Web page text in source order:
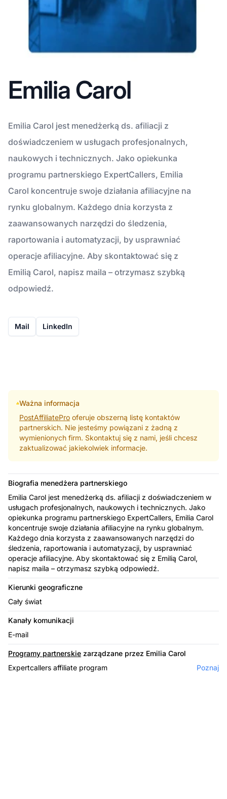
Emilia Carol
Emilia Carol jest menedżerką ds. afiliacji z
doświadczeniem w usługach profesjonalnych,
naukowych i technicznych. Jako opiekunka
programu partnerskiego ExpertCallers, Emilia
Carol koncentruje swoje działania afiliacyjne na
rynku globalnym. Każdego dnia korzysta z
zaawansowanych narzędzi do śledzenia,
raportowania i automatyzacji, by usprawniać
operacje afiliacyjne. Aby skontaktować się z
Emilią Carol, napisz maila – otrzymasz szybką
odpowiedź.
Mail LinkedIn
Ważna informacja
PostAffiliatePro oferuje obszerną listę kontaktów
partnerskich. Nie jesteśmy powiązani z żadną z
wymienionych firm. Skontaktuj się z nami, jeśli chcesz
zaktualizować jakiekolwiek informacje.
Biografia menedżera partnerskiego
Emilia Carol jest menedżerką ds. afiliacji z doświadczeniem w
usługach profesjonalnych, naukowych i technicznych. Jako
opiekunka programu partnerskiego ExpertCallers, Emilia Carol
koncentruje swoje działania afiliacyjne na rynku globalnym.
Każdego dnia korzysta z zaawansowanych narzędzi do
śledzenia, raportowania i automatyzacji, by usprawniać
operacje afiliacyjne. Aby skontaktować się z Emilią Carol,
napisz maila – otrzymasz szybką odpowiedź.
Kierunki geograficzne
Cały świat
Kanały komunikacji
E-mail
Programy partnerskie zarządzane przez Emilia Carol
Expertcallers affiliate program
Poznaj